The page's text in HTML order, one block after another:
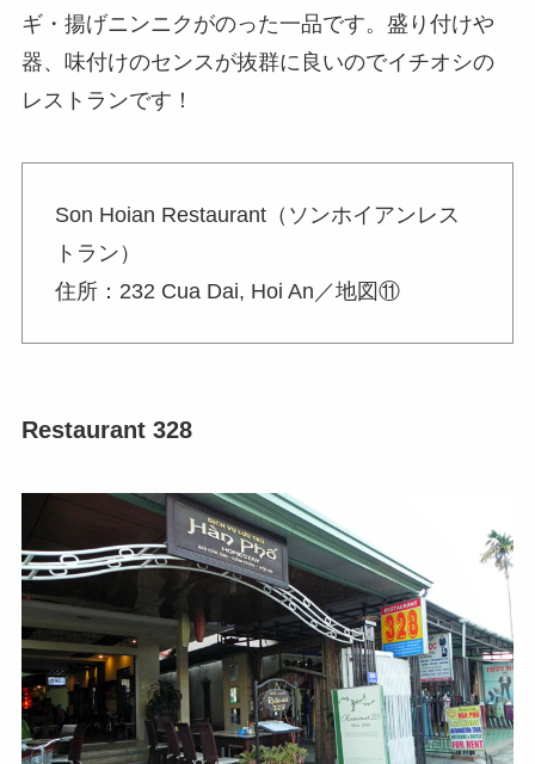
ギ・揚げニンニクがのった一品です。盛り付けや
器、味付けのセンスが抜群に良いのでイチオシの
レストランです！
Son Hoian Restaurant（ソンホイアンレス
トラン）
住所：232 Cua Dai, Hoi An／地図⑪
Restaurant 328